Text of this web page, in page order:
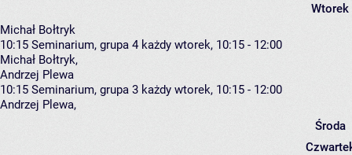
Wtorek
Michał Bołtryk
10:15 Seminarium, grupa 4 każdy wtorek, 10:15 - 12:00
Michał Bołtryk,
Andrzej Plewa
10:15 Seminarium, grupa 3 każdy wtorek, 10:15 - 12:00
Andrzej Plewa,
Środa